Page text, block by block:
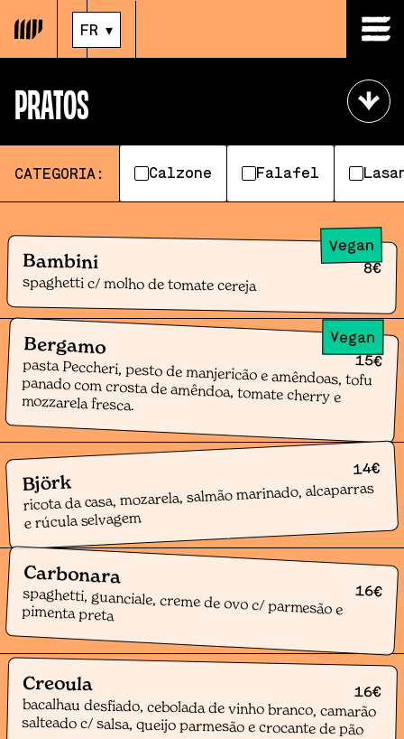
FR ▾
PRATOS
CATEGORIA: Calzone Falafel
Bambini 8€
spaghetti c/ molho de tomate cereja
Vegan
Bergamo
15€
pasta Peccheri, pesto de manjericão e amêndoas, tofu
panado com crosta de amêndoa, tomate cherry e
mozzarela fresca.
Vegan
Björk
14€
ricota da casa, mozarela, salmão marinado, alcaparras
e rúcula selvagem
Carbonara
16€
spaghetti, guanciale, creme de ovo c/ parmesão e pimenta preta
Creoula 16€
bacalhau desfiado, cebolada de vinho branco, camarão
salteado c/ salsa, queijo parmesão e crocante de pão